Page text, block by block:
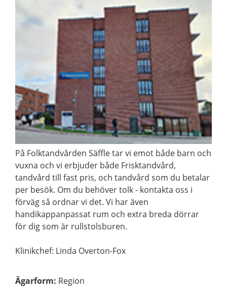
På Folktandvården Säffle tar vi emot både barn och
vuxna och vi erbjuder både Frisktandvård,
tandvård till fast pris, och tandvård som du betalar
per besök. Om du behöver tolk - kontakta oss i
förväg så ordnar vi det. Vi har även
handikappanpassat rum och extra breda dörrar
för dig som är rullstolsburen.
Klinikchef: Linda Overton-Fox
Ägarform: Region